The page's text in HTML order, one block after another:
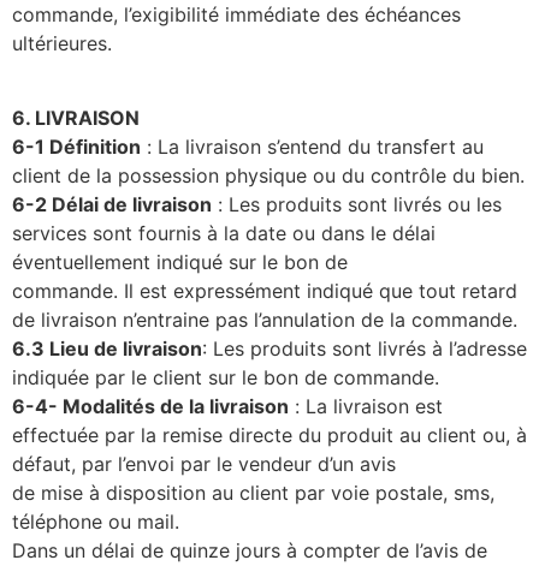
commande, l’exigibilité immédiate des échéances
ultérieures.
6. LIVRAISON
6-1 Définition : La livraison s’entend du transfert au
client de la possession physique ou du contrôle du bien.
6-2 Délai de livraison : Les produits sont livrés ou les
services sont fournis à la date ou dans le délai
éventuellement indiqué sur le bon de
commande. Il est expressément indiqué que tout retard
de livraison n’entraine pas l’annulation de la commande.
6.3 Lieu de livraison: Les produits sont livrés à l’adresse
indiquée par le client sur le bon de commande.
6-4- Modalités de la livraison : La livraison est
effectuée par la remise directe du produit au client ou, à
défaut, par l’envoi par le vendeur d’un avis
de mise à disposition au client par voie postale, sms,
téléphone ou mail.
Dans un délai de quinze jours à compter de l’avis de